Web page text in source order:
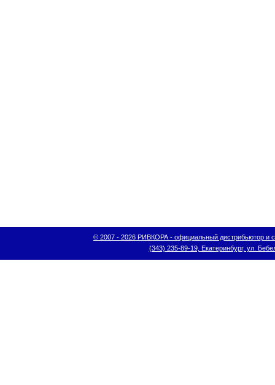
© 2007 - 2026 РИВКОРА - официальный дистрибьютор и
(343) 235-89-19, Екатеринбург, ул.